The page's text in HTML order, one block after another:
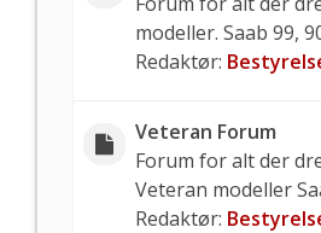
modeller. Saab 99,
Redaktør:
Veteran Forum
Forum for alt der
Veteran modeller
Redaktør: